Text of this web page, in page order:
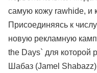
самую кожу rawhide, и
Присоединяясь к
новую рекламную
the Days` для которой
Шабаз (Jamel